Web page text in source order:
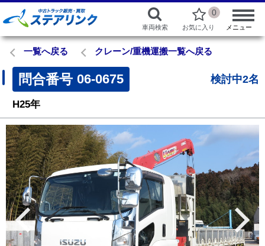
車両検索
0
お気に入り メニュー
一覧へ戻る クレーン/重機運搬一覧へ戻る
問合番号 06-0675 検討中2名
H25年